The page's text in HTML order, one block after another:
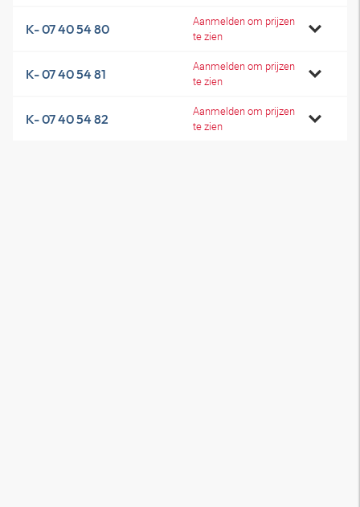
K- 07 40 54 80
Aanmelden om prijzen
te zien
K- 07 40 54 81
Aanmelden om prijzen
te zien
K- 07 40 54 82
Aanmelden om prijzen
te zien